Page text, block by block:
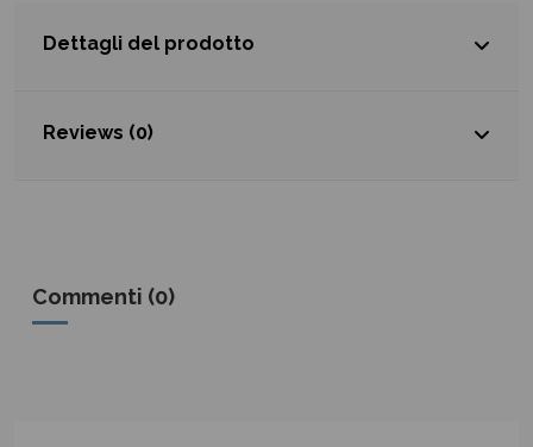
Dettagli del prodotto
Reviews (0)
Commenti (0)